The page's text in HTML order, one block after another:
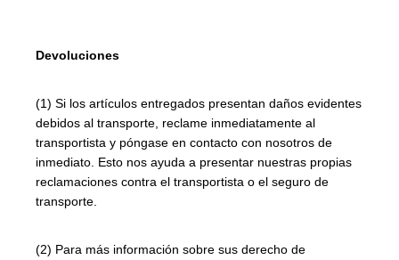
Devoluciones
(1) Si los artículos entregados presentan daños evidentes
debidos al transporte, reclame inmediatamente al
transportista y póngase en contacto con nosotros de
inmediato. Esto nos ayuda a presentar nuestras propias
reclamaciones contra el transportista o el seguro de
transporte.
(2) Para más información sobre sus derecho de